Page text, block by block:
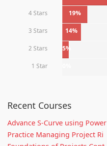
4 Stars 19%
3 Stars 14%
2 Stars 5%
1 Star
Recent Courses
Advance S-Curve using Power
Practice Managing Project Ri